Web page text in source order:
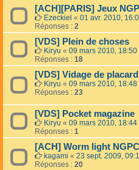
[ACH][PARIS] Jeux
Ezeckiel « 01 avr. 2010,
Réponses : 2
[VDS] Plein de choses
Kiryu « 09 mars 2010, 18:50
Réponses : 18
[VDS] Vidage de placard
Kiryu « 09 mars 2010, 18:48
Réponses : 23
[VDS] Pocket magazine
Kiryu « 09 mars 2010, 18:44
Réponses : 1
[ACH] Worm light NGPC
kagami « 23 sept. 2009,
Réponses : 20